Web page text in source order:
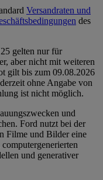
Versandraten und
des
gelten nur für
aber nicht mit weiteren
gilt bis zum 09.08.2026
ohne Angabe von
ist nicht möglich.
und
Ford nutzt bei der
Filme und Bilder eine
und generativer